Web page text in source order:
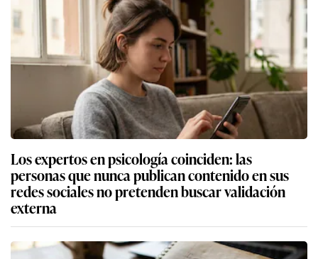
Los expertos en psicología coinciden: las
personas que nunca publican contenido en sus
redes sociales no pretenden buscar validación
externa